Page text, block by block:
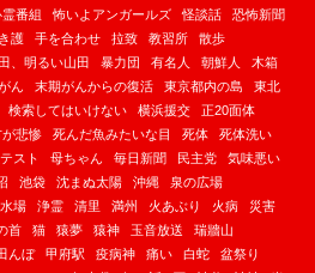
霊番組 怖いよアンガールズ 怪談話
恐怖新聞
護 手を合わせ 拉致 教習所
散歩
、明るい山田 暴力団 有名人 朝鮮人
木箱
ん 末期がんからの復活 東京都内の島
東北
検索してはいけない 横浜援交
正20面体
悲惨 死んだ魚みたいな目 死体
死体洗い
スト 母ちゃん 毎日新聞 民主党
気味悪い
池袋 沈まぬ太陽 沖縄
泉の広場
場 浄霊 清里 満州 火あぶり 火病
災害
首 猫 猿夢 猿神 玉音放送
瑞牆山
んぼ 甲府駅 疫病神 痛い 白蛇
盆祭り